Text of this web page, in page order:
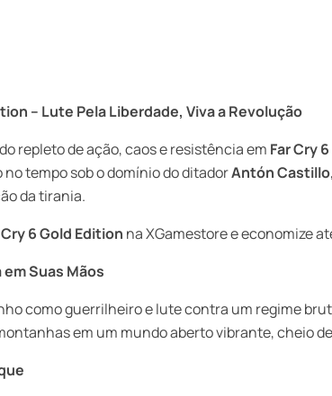
– Lute Pela Liberdade, Viva a Revolução
repleto de ação, caos e resistência em Far Cry
tempo sob o domínio do ditadorAntón Castillo
da tirania.
Cry 6 Gold Edition na XGamestore e economize
Suas Mãos
como guerrilheiro e lute contra um regime
em um mundo aberto vibrante, cheio